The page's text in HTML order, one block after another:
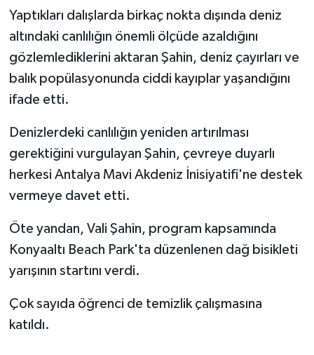
Yaptıkları dalışlarda birkaç nokta dışında deniz
altındaki canlılığın önemli ölçüde azaldığını
gözlemlediklerini aktaran Şahin, deniz çayırları ve
balık popülasyonunda ciddi kayıplar yaşandığını
ifade etti.
Denizlerdeki canlılığın yeniden artırılması
gerektiğini vurgulayan Şahin, çevreye duyarlı
herkesi Antalya Mavi Akdeniz İnisiyatifi'ne destek
vermeye davet etti.
Öte yandan, Vali Şahin, program kapsamında
Konyaaltı Beach Park'ta düzenlenen dağ bisikleti
yarışının startını verdi.
Çok sayıda öğrenci de temizlik çalışmasına
katıldı.